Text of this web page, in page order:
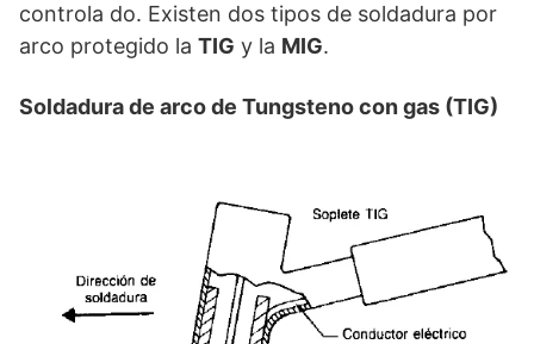
controla do. Existen dos tipos de soldadura por
arco protegido la TIG y la MIG.
Soldadura de arco de Tungsteno con gas (TIG)